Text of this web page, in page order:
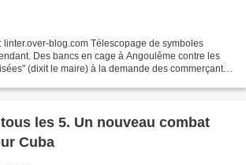
linter.over-blog.com Télescopage de symboles
Des bancs en cage à Angoulême contre les
(dixit le maire) à la demande des commerçants
les 5. Un nouveau combat
Cuba